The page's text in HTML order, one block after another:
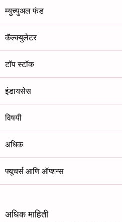
म्युच्युअल फंड
कॅल्क्युलेटर
टॉप स्टॉक
इंडायसेस
विषयी
अधिक
फ्यूचर्स आणि ऑप्शन्स
अधिक माहिती